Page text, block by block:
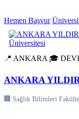
Hemen Başvur
📍 ANKARA 🎓
ANKARA
🏢 Sağlık Bilimleri